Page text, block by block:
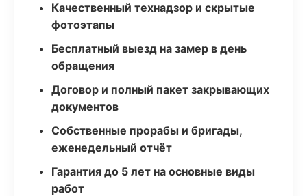
Качественный технадзор и скрытые
фотоэтапы
Бесплатный выезд на замер в день
обращения
Договор и полный пакет закрывающих
документов
Собственные прорабы и бригады,
еженедельный отчёт
Гарантия до 5 лет на основные виды
работ